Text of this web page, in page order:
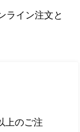
ライン注文と
上のご注